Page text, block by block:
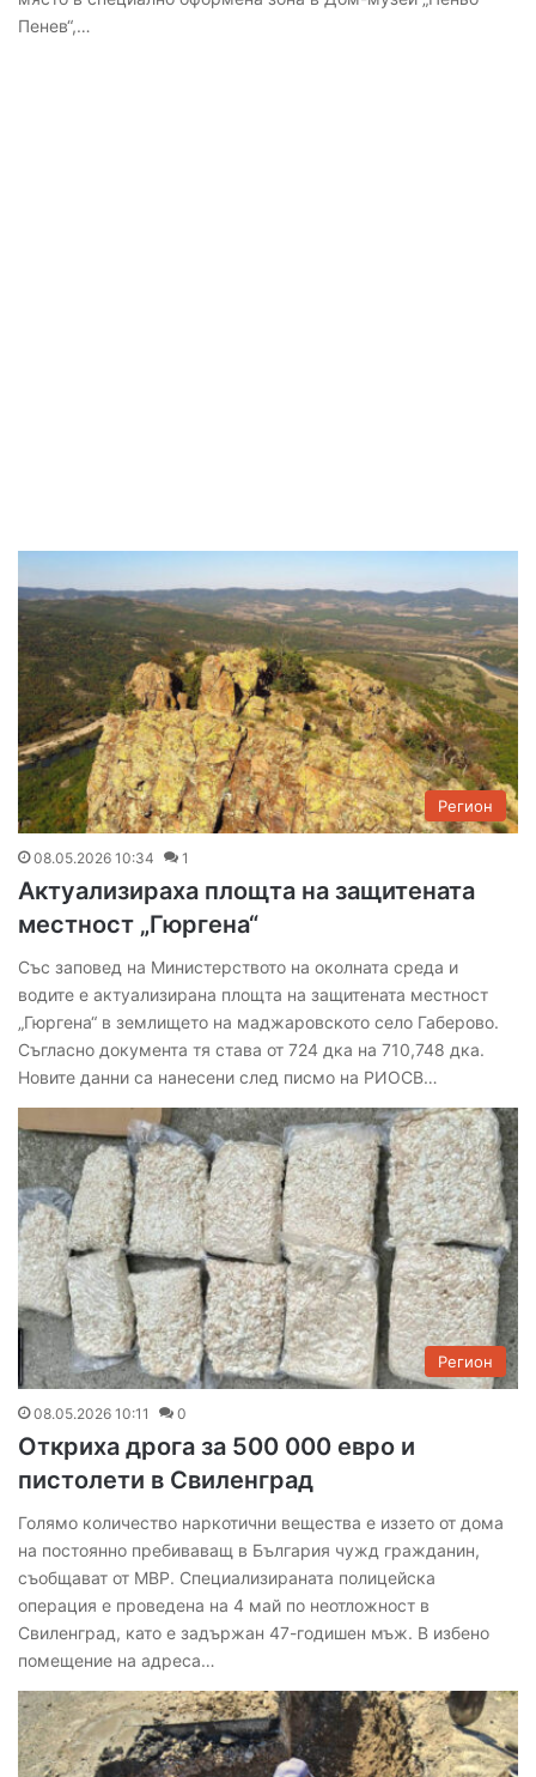
Пенев“,…
Регион
08.05.2026 10:34 1
Актуализираха площта на защитената
местност „Гюргена“
Със заповед на Министерството на околната среда и
водите е актуализирана площта на защитената местност
„Гюргена“ в землището на маджаровското село Габерово.
Съгласно документа тя става от 724 дка на 710,748 дка.
Новите данни са нанесени след писмо на РИОСВ…
Регион
08.05.2026 10:11 0
Откриха дрога за 500 000 евро и
пистолети в Свиленград
Голямо количество наркотични вещества е иззето от дома
на постоянно пребиваващ в България чужд гражданин,
съобщават от МВР. Специализираната полицейска
операция е проведена на 4 май по неотложност в
Свиленград, като е задържан 47-годишен мъж. В избено
помещение на адреса…